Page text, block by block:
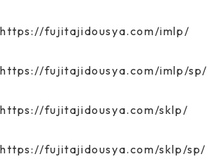
https://fujitajidousya.com/imlp/
https://fujitajidousya.com/imlp/sp/
https://fujitajidousya.com/sklp/
https://fujitajidousya.com/sklp/sp/